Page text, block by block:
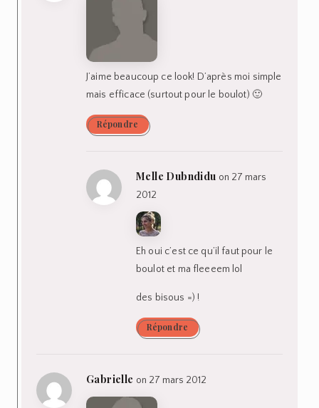
J’aime beaucoup ce look! D’après moi simple
mais efficace (surtout pour le boulot) 🙂
Répondre
Melle Dubndidu on 27 mars
2012
Eh oui c’est ce qu’il faut pour le
boulot et ma fleeeem lol
des bisous =) !
Répondre
Gabrielle on 27 mars 2012